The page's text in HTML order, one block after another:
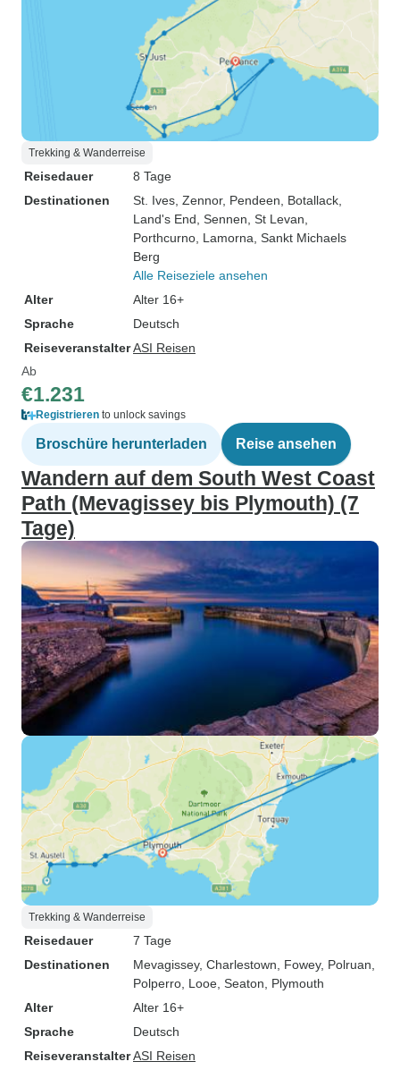
Trekking & Wanderreise
Reisedauer
8 Tage
Destinationen
St. Ives , Zennor, Pendeen , Botallack
Land's End , Sennen , St Levan
Porthcurno , Lamorna , Sankt Michaels
Berg
Alle Reiseziele ansehen
Alter
Alter 16+
Sprache
Deutsch
ReiseveranstalterASI Reisen
Ab
€1.231
Registrieren to unlock savings
Broschüre herunterladen Reise ansehen
Wandern auf dem South West Coast
Path (Mevagissey bis Plymouth) (7
Tage)
Trekking & Wanderreise
Reisedauer
7 Tage
Destinationen
Mevagissey, Charlestown , Fowey, Polruan
Polperro , Looe , Seaton , Plymouth
Alter
Alter 16+
Sprache
Deutsch
ReiseveranstalterASI Reisen